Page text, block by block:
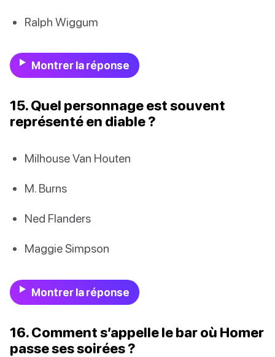
Ralph Wiggum
Montrer la réponse
15. Quel personnage est souvent
représenté en diable ?
Milhouse Van Houten
M. Burns
Ned Flanders
Maggie Simpson
Montrer la réponse
16. Comment s’appelle le bar où Homer
passe ses soirées ?